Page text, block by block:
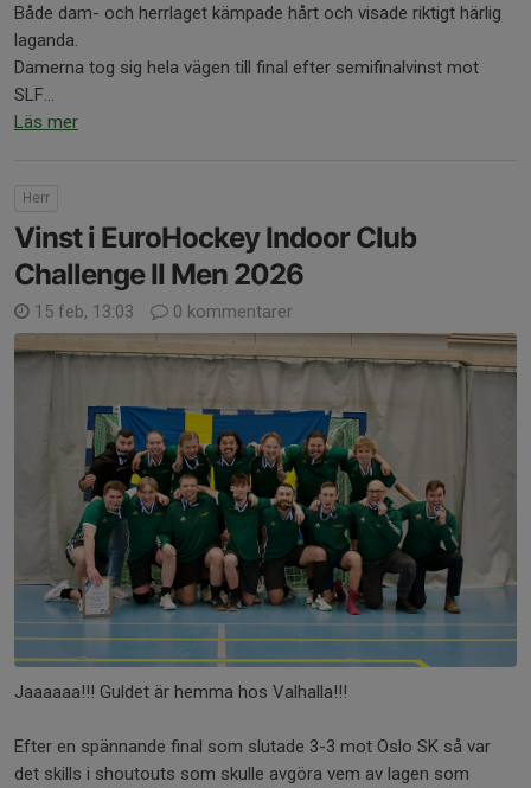
Både dam- och herrlaget kämpade hårt och visade riktigt härlig
laganda.
Damerna tog sig hela vägen till final efter semifinalvinst mot
SLF...
Läs mer
Herr
Vinst i EuroHockey Indoor Club
Challenge II Men 2026
15 feb, 13:03 0 kommentarer
Jaaaaaa!!! Guldet är hemma hos Valhalla!!!
Efter en spännande final som slutade 3-3 mot Oslo SK så var
det skills i shoutouts som skulle avgöra vem av lagen som